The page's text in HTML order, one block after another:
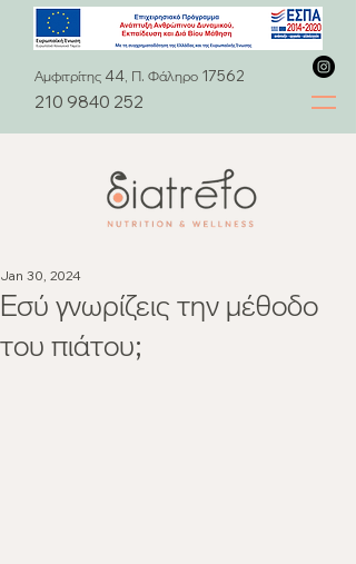
Αμφιτρίτης 44, Π. Φάληρο 17562
210 9840 252
Εσύ γνωρίζεις την μέθοδο
του πιάτου;
Jan 30, 2024